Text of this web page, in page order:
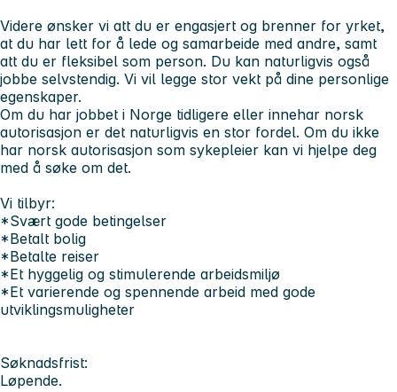
Videre ønsker vi att du er engasjert og brenner for yrket,
at du har lett for å lede og samarbeide med andre, samt
att du er fleksibel som person. Du kan naturligvis også
jobbe selvstendig. Vi vil legge stor vekt på dine personlige
egenskaper.
Om du har jobbet i Norge tidligere eller innehar norsk
autorisasjon er det naturligvis en stor fordel. Om du ikke
har norsk autorisasjon som sykepleier kan vi hjelpe deg
med å søke om det.
Vi tilbyr:
*Svært gode betingelser
*Betalt bolig
*Betalte reiser
*Et hyggelig og stimulerende arbeidsmiljø
*Et varierende og spennende arbeid med gode
utviklingsmuligheter
Søknadsfrist:
Løpende.